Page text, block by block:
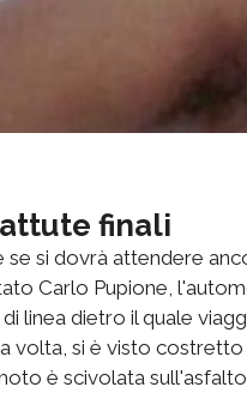
finali
se si dovrà attendere
Carlo Pupione,
linea dietro il quale
volta, si è visto
è scivolata